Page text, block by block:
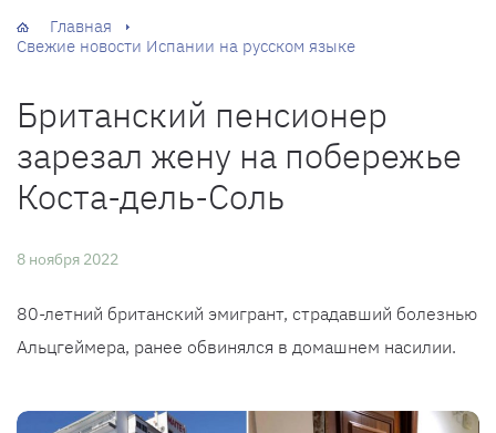
Главная
Свежие новости Испании на русском языке
Британский пенсионер
зарезал жену на побережье
Коста-дель-Соль
8 ноября 2022
80-летний британский эмигрант, страдавший болезнью
Альцгеймера, ранее обвинялся в домашнем насилии.